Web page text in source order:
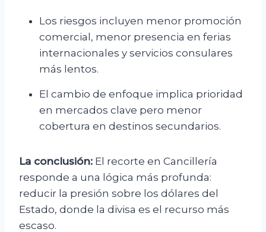
Los riesgos incluyen menor promoción
comercial, menor presencia en ferias
internacionales y servicios consulares
más lentos.
El cambio de enfoque implica prioridad
en mercados clave pero menor
cobertura en destinos secundarios.
La conclusión: El recorte en Cancillería
responde a una lógica más profunda:
reducir la presión sobre los dólares del
Estado, donde la divisa es el recurso más
escaso.